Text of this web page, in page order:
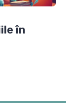
în